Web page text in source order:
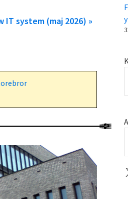
IT system (maj 2026) »